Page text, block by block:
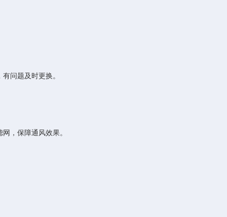
问题及时更换。
，保障通风效果。